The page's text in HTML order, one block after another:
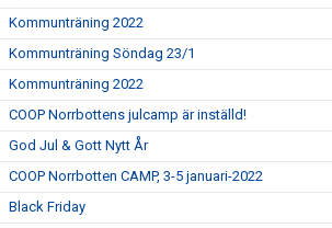
Kommunträning 2022
Kommunträning Söndag 23/1
Kommunträning 2022
COOP Norrbottens julcamp är inställd!
God Jul & Gott Nytt År
COOP Norrbotten CAMP, 3-5 januari-2022
Black Friday